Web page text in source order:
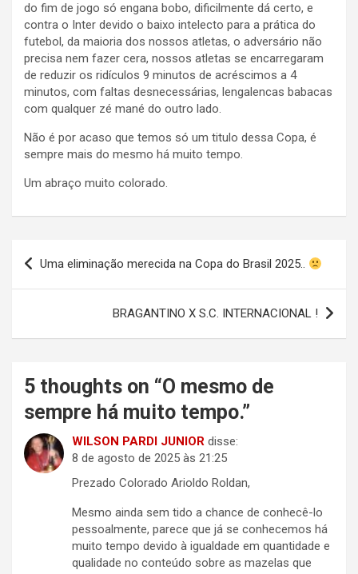
do fim de jogo só engana bobo, dificilmente dá certo, e
contra o Inter devido o baixo intelecto para a prática do
futebol, da maioria dos nossos atletas, o adversário não
precisa nem fazer cera, nossos atletas se encarregaram
de reduzir os ridículos 9 minutos de acréscimos a 4
minutos, com faltas desnecessárias, lengalencas babacas
com qualquer zé mané do outro lado.
Não é por acaso que temos só um titulo dessa Copa, é
sempre mais do mesmo há muito tempo.
Um abraço muito colorado.
Navegação
de
Uma eliminação merecida na Copa do Brasil 2025..
BRAGANTINO X S.C. INTERNACIONAL !
5 thoughts on “O mesmo de
sempre há muito tempo.”
WILSON PARDI JUNIOR disse:
8 de agosto de 2025 às 21:25
Prezado Colorado Arioldo Roldan,
Mesmo ainda sem tido a chance de conhecê-lo
pessoalmente, parece que já se conhecemos há
muito tempo devido à igualdade em quantidade e
qualidade no conteúdo sobre as mazelas que